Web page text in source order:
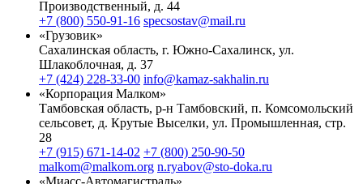
Производственный, д. 44
+7 (800) 550-91-16 specsostav@mail.ru
«Грузовик»
Сахалинская область, г. Южно-Сахалинск, ул.
Шлакоблочная, д. 37
+7 (424) 228-33-00 info@kamaz-sakhalin.ru
«Корпорация Малком»
Тамбовская область, р-н Тамбовский, п. Комсомольский
сельсовет, д. Крутые Выселки, ул. Промышленная, стр.
28
+7 (915) 671-14-02 +7 (800) 250-90-50
malkom@malkom.org n.ryabov@sto-doka.ru
«Миасс-Автомагистраль»